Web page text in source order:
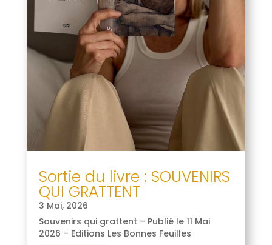
Sortie du livre : SOUVENIRS
QUI GRATTENT
3 Mai, 2026
Souvenirs qui grattent – Publié le 11 Mai
2026 – Editions Les Bonnes Feuilles